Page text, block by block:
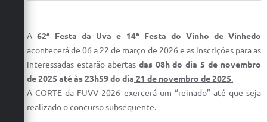
Diário Oficial
Defesa Civil
A62ª Festa da Uva e 14ª Festa do Vinho de Vinhedo
acontecerá de 06 a 22 de março de 2026 e as inscrições para as
interessadas estarão abertas das 08h do dia 5 de novembro
de 2025 até às 23h59 do dia 21 de novembro de 2025.
A CORTE da FUVV 2026 exercerá um “reinado” até que seja
realizado o concurso subsequente.